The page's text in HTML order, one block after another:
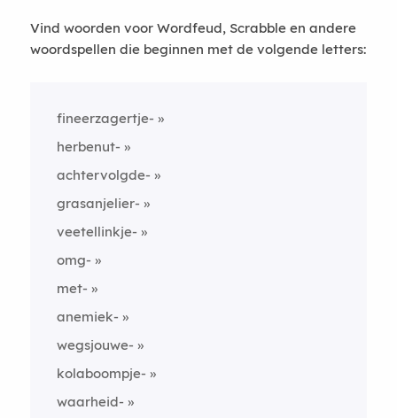
Vind woorden voor Wordfeud, Scrabble en andere
woordspellen die beginnen met de volgende letters:
fineerzagertje-
herbenut-
achtervolgde-
grasanjelier-
veetellinkje-
omg-
met-
anemiek-
wegsjouwe-
kolaboompje-
waarheid-